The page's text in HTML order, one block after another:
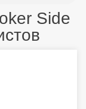
Side